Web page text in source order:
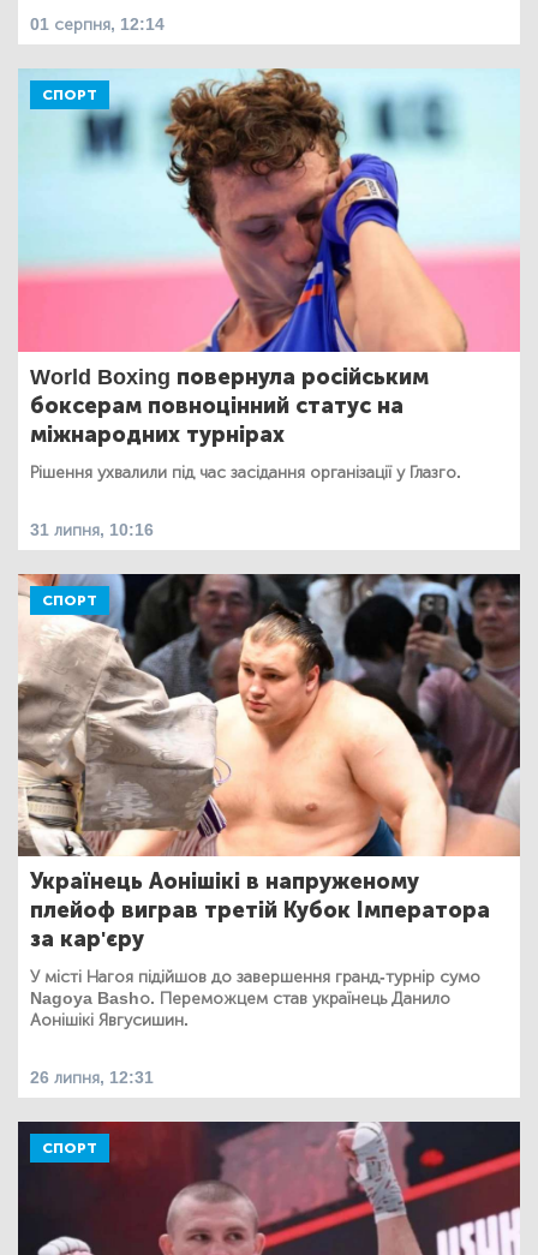
01 серпня, 12:14
СПОРТ
World Boxing повернула російським
боксерам повноцінний статус на
міжнародних турнірах
Рішення ухвалили під час засідання організації у Глазго.
31 липня, 10:16
СПОРТ
Українець Аонішікі в напруженому
плейоф виграв третій Кубок Імператора
за кар'єру
У місті Нагоя підійшов до завершення гранд-турнір сумо
Nagoya Bashо. Переможцем став українець Данило
Аонішікі Явгусишин.
26 липня, 12:31
СПОРТ